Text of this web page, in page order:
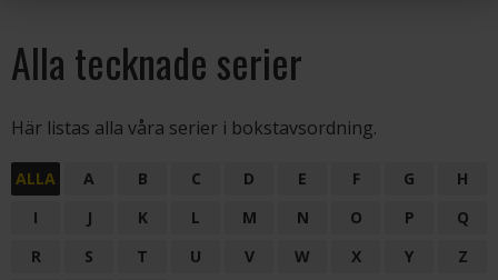
Alla tecknade serier
Här listas alla våra serier i bokstavsordning.
ALLA A B C D E F G
H
I
J K L M N O P
Q
R
S T U V W X Y
Z